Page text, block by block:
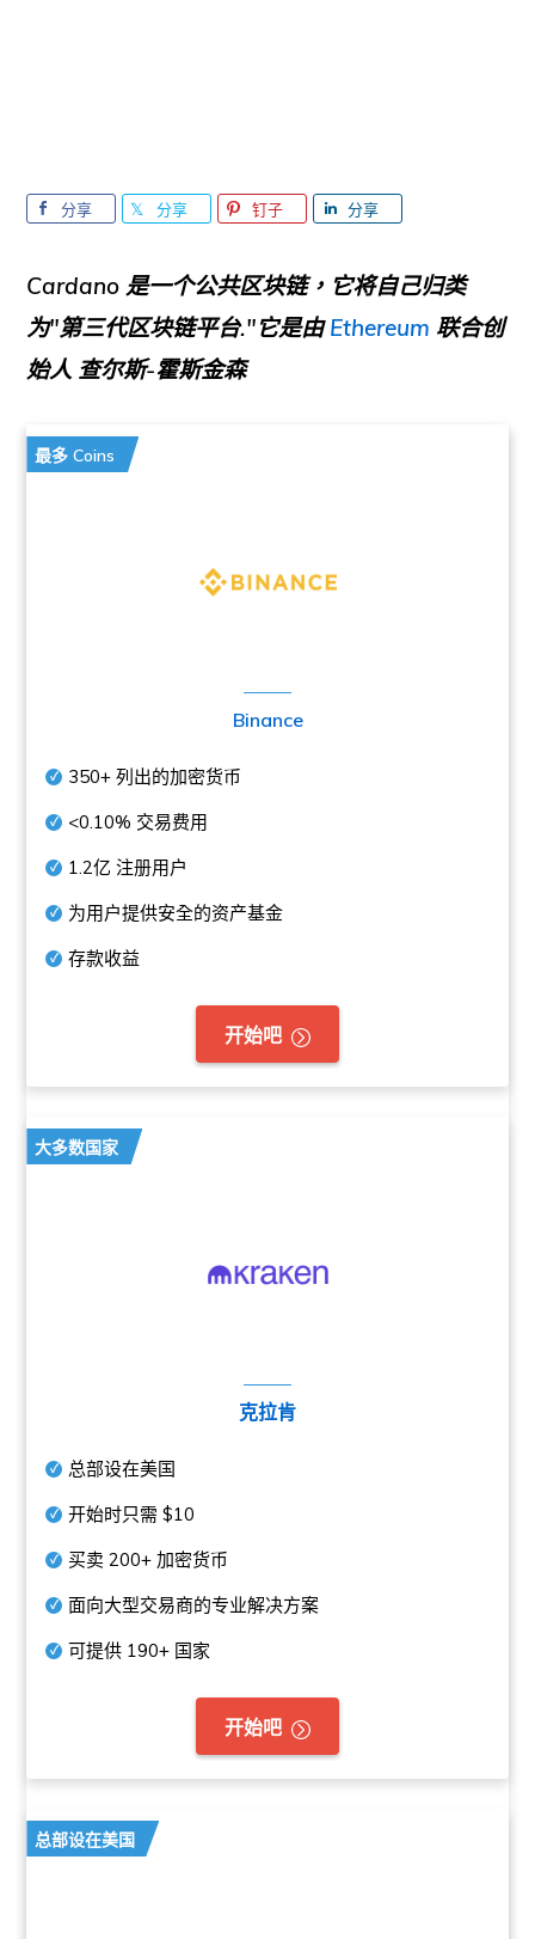
分享 分享 钉子 分享
Cardano 是一个公共区块链，它将自己归类
为"第三代区块链平台."它是由Ethereum 联合创
始人查尔斯-霍斯金森
最多 Coins
Binance
350+ 列出的加密货币
<0.10% 交易费用
1.2亿 注册用户
为用户提供安全的资产基金
存款收益
开始吧
大多数国家
克拉肯
总部设在美国
开始时只需$10
买卖200+ 加密货币
面向大型交易商的专业解决方案
可提供 190+ 国家
开始吧
总部设在美国